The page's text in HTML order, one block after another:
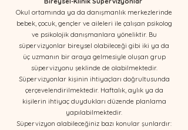
Okul ortamında ya da danışmanlık merkezlerinde
bebek, çocuk, gençler ve aileleri ile çalışan psikolog
ve psikolojik danışmanlara yöneliktir. Bu
süpervizyonlar bireysel olabileceği gibi iki ya da
üç uzmanın bir araya gelmesiyle oluşan grup
süpervizyonu şeklinde de olabilmektedir.
Süpervizyonlar kişinin ihtiyaçları doğrultusunda
çerçevelendirilmektedir. Haftalık, aylık ya da
kişilerin ihtiyaç duydukları düzende planlama
yapılabilmektedir.
Süpervizyon alabileceğiniz bazı konular şunlardır: